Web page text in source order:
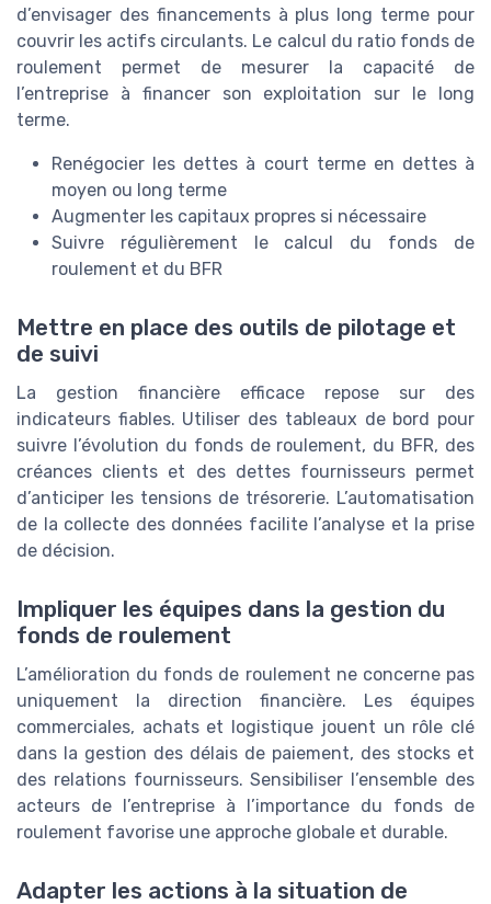
d’envisager des financements à plus long terme pour
couvrir les actifs circulants. Le calcul du ratio fonds de
roulement permet de mesurer la capacité de
l’entreprise à financer son exploitation sur le long
terme.
Renégocier les dettes à court terme en dettes à
moyen ou long terme
Augmenter les capitaux propres si nécessaire
Suivre régulièrement le calcul du fonds de
roulement et du BFR
Mettre en place des outils de pilotage et
de suivi
La gestion financière efficace repose sur des
indicateurs fiables. Utiliser des tableaux de bord pour
suivre l’évolution du fonds de roulement, du BFR, des
créances clients et des dettes fournisseurs permet
d’anticiper les tensions de trésorerie. L’automatisation
de la collecte des données facilite l’analyse et la prise
de décision.
Impliquer les équipes dans la gestion du
fonds de roulement
L’amélioration du fonds de roulement ne concerne pas
uniquement la direction financière. Les équipes
commerciales, achats et logistique jouent un rôle clé
dans la gestion des délais de paiement, des stocks et
des relations fournisseurs. Sensibiliser l’ensemble des
acteurs de l’entreprise à l’importance du fonds de
roulement favorise une approche globale et durable.
Adapter les actions à la situation de